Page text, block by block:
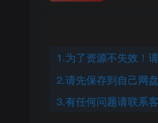
1.为了资源不失效！
2.请先保存到自己网
3.有任何问题请联系